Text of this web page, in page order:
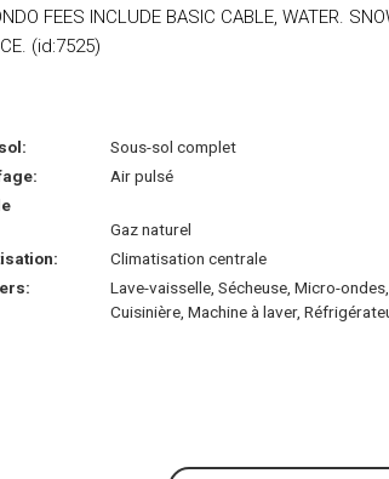
FEES INCLUDE BASIC CABLE, WATER.
(id:7525)
Sous-sol complet
Air pulsé
Gaz naturel
Climatisation centrale
Lave-vaisselle, Sécheuse, Micro-ondes,
Cuisinière, Machine à laver,